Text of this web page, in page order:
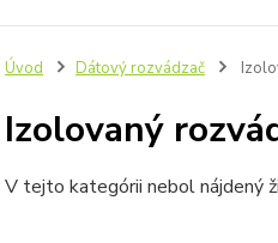
Úvod Dátový rozvádzač
Izolovaný
V tejto kategórii nebol nájdený